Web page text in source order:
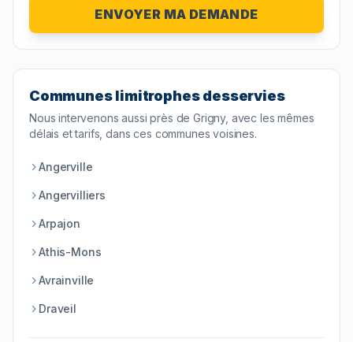
ENVOYER MA DEMANDE
Communes limitrophes desservies
Nous intervenons aussi près deGrigny, avec les mêmes
délais et tarifs, dans ces communes voisines.
Angerville
Angervilliers
Arpajon
Athis-Mons
Avrainville
Draveil